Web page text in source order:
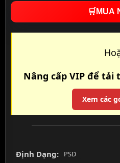
🛒 MUA
Nâng cấp VIP để tải
Xem các
Định Dạng: PSD